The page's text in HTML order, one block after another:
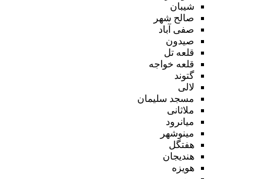
شیبان
صالح شهر
صفی آباد
صیدون
قلعه تل
قلعه خواجه
گتوند
لالی
مسجد سلیمان
ملاثانی
میانرود
مینوشهر
هفتگل
هندیجان
هویزه